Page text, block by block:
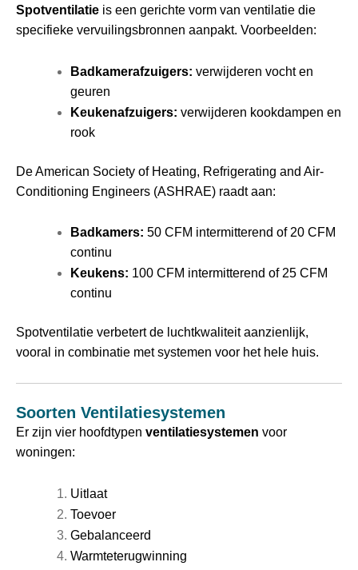
Spotventilatie is een gerichte vorm van ventilatie die
specifieke vervuilingsbronnen aanpakt. Voorbeelden:
Badkamerafzuigers: verwijderen vocht en
geuren
Keukenafzuigers: verwijderen kookdampen en
rook
De American Society of Heating, Refrigerating and Air-
Conditioning Engineers (ASHRAE) raadt aan:
Badkamers: 50 CFM intermitterend of 20 CFM
continu
Keukens: 100 CFM intermitterend of 25 CFM
continu
Spotventilatie verbetert de luchtkwaliteit aanzienlijk,
vooral in combinatie met systemen voor het hele huis.
Soorten Ventilatiesystemen
Er zijn vier hoofdtypen ventilatiesystemen voor
woningen:
Uitlaat
Toevoer
Gebalanceerd
Warmteterugwinning